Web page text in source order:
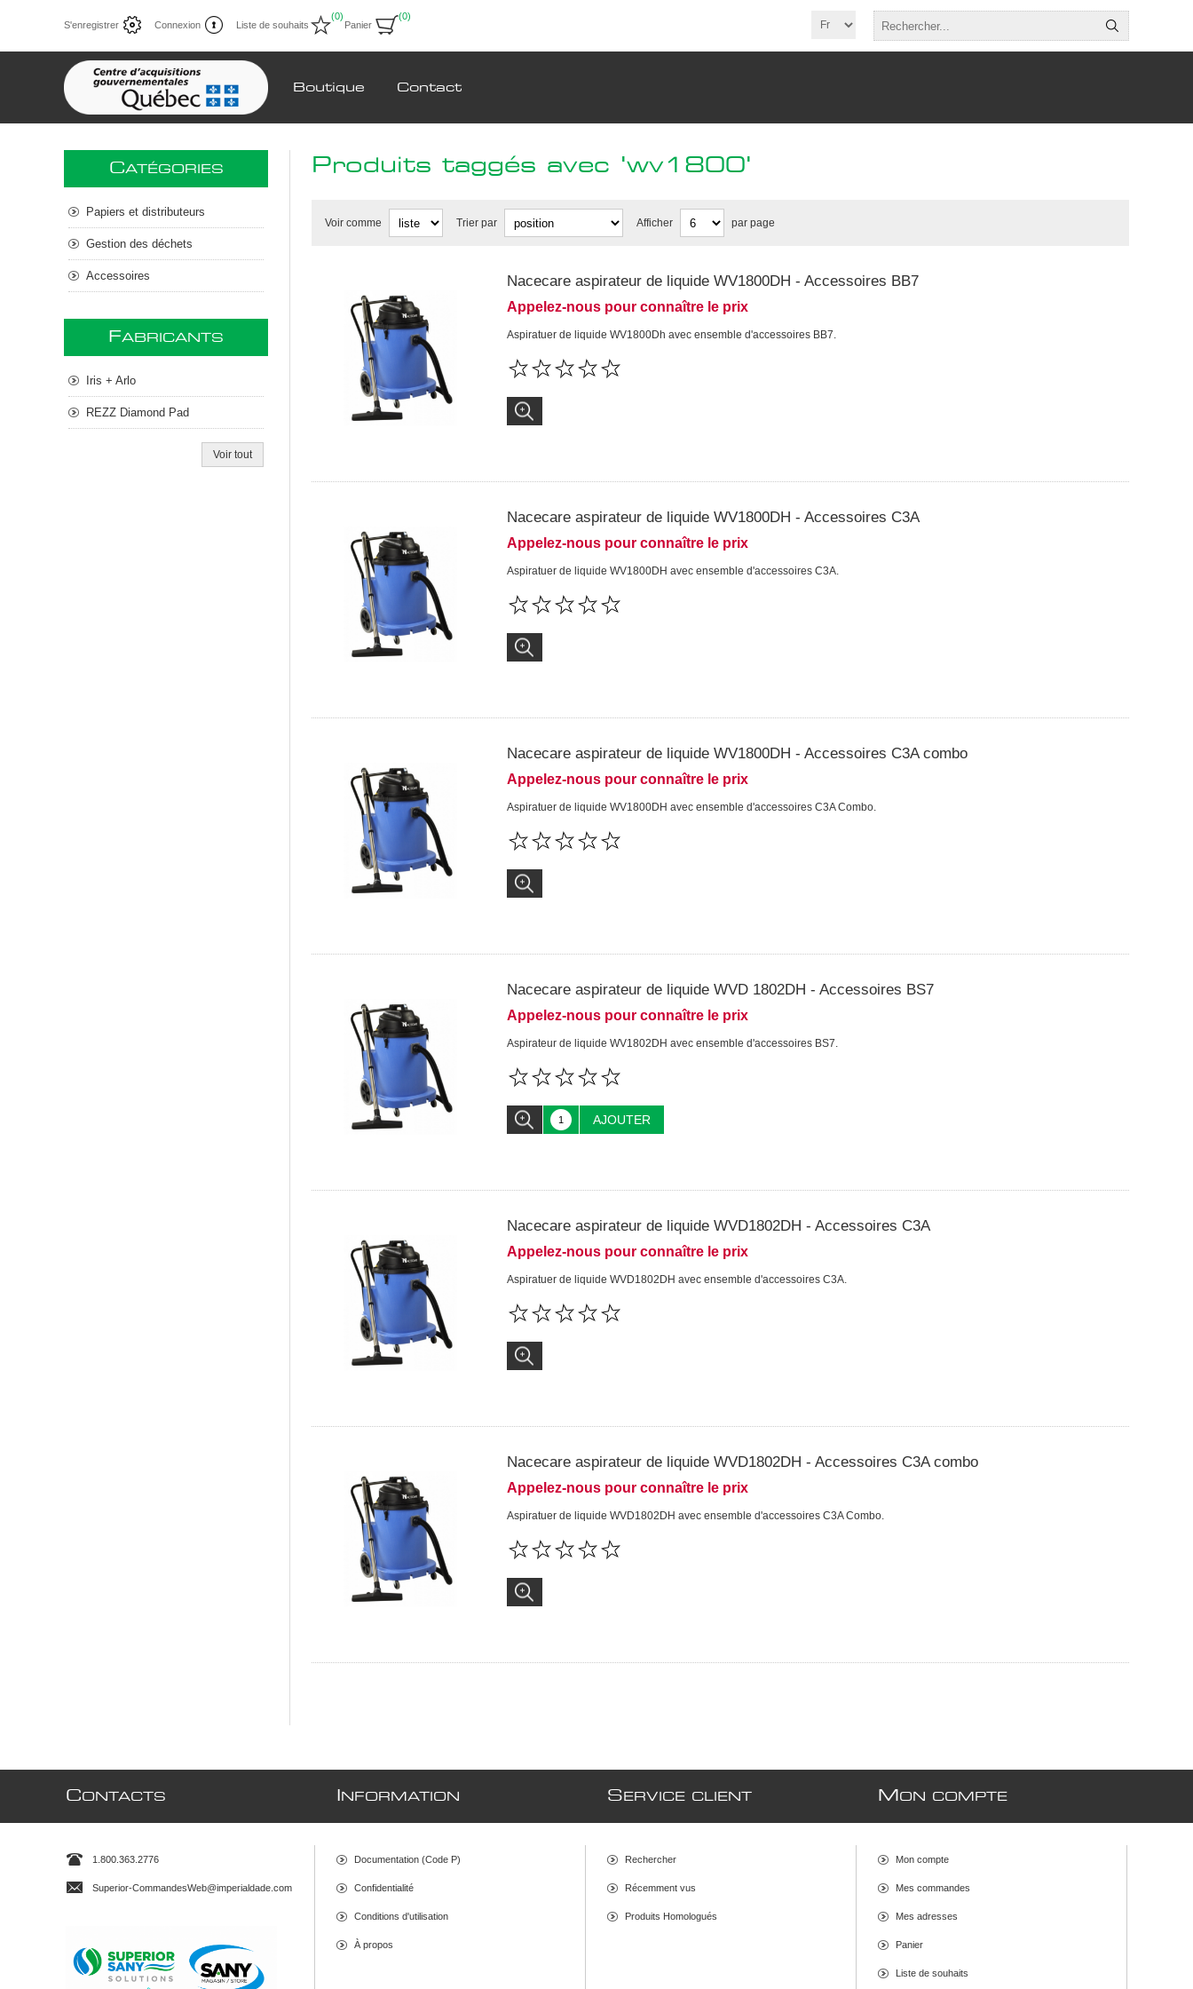
S'enregistrer Connexion Liste de souhaits
(0)
Panier
(0)
Boutique Contact
Produits taggés avec 'wv1800'
Voir comme Trier par Afficher par page
Nacecare aspirateur de liquide WV1800DH - Accessoires BB7
Appelez-nous pour connaître le prix
Aspiratuer de liquide WV1800Dh avec ensemble d'accessoires BB7.
Nacecare aspirateur de liquide WV1800DH - Accessoires C3A
Appelez-nous pour connaître le prix
Aspiratuer de liquide WV1800DH avec ensemble d'accessoires C3A.
Nacecare aspirateur de liquide WV1800DH - Accessoires C3A combo
Appelez-nous pour connaître le prix
Aspiratuer de liquide WV1800DH avec ensemble d'accessoires C3A Combo.
Nacecare aspirateur de liquide WVD 1802DH - Accessoires BS7
Appelez-nous pour connaître le prix
Aspirateur de liquide WV1802DH avec ensemble d'accessoires BS7.
AJOUTER
Nacecare aspirateur de liquide WVD1802DH - Accessoires C3A
Appelez-nous pour connaître le prix
Aspiratuer de liquide WVD1802DH avec ensemble d'accessoires C3A.
Nacecare aspirateur de liquide WVD1802DH - Accessoires C3A combo
Appelez-nous pour connaître le prix
Aspiratuer de liquide WVD1802DH avec ensemble d'accessoires C3A Combo.
CATÉGORIES
Papiers et distributeurs
Gestion des déchets
Accessoires
FABRICANTS
Iris + Arlo
REZZ Diamond Pad
Voir tout
CONTACTS
1.800.363.2776
Superior-CommandesWeb@imperialdade.com
NFORMATION
Documentation (Code P)
Confidentialité
Conditions d'utilisation
À propos
S ERVICE CLIENT
Rechercher
Récemment vus
Produits Homologués
M ON COMPTE
Mon compte
Mes commandes
Mes adresses
Panier
Liste de souhaits